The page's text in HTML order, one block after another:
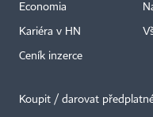
Economia
Kariéra v HN
Ceník inzerce
Koupit / darovat